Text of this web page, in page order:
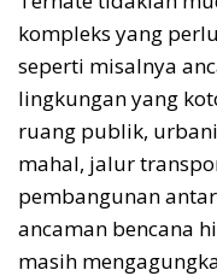
kompleks yang
seperti misalnya
lingkungan yang
ruang publik,
mahal, jalur
pembangunan
ancaman bencana
masih